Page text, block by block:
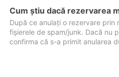
Cum ştiu dacă rezervarea
După ce anulați o rezervare prin
fișierele de spam/junk. Dacă nu
confirma că s-a primit anularea